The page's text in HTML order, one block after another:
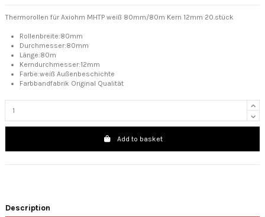
Thermorollen für Axiohm MHTP weiß 80mm/80m Kern 12mm 20.stück
Rollenbreite:80mm
Durchmesser:80mm
Länge:80m
Kerndurchmesser:12mm
Farbe:weiß Außenbeschichte
Farbbandfabrik Original Qualität
Add to basket
Description